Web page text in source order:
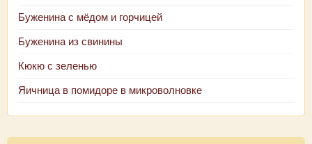
Буженина с мёдом и горчицей
Буженина из свинины
Кюкю с зеленью
Яичница в помидоре в микроволновке